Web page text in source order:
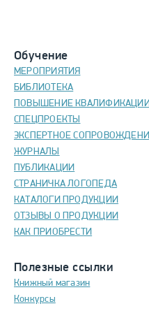
Обучение
МЕРОПРИЯТИЯ
БИБЛИОТЕКА
ПОВЫШЕНИЕ
СПЕЦПРОЕКТЫ
ЭКСПЕРТНОЕ
ЖУРНАЛЫ
ПУБЛИКАЦИИ
СТРАНИЧКА ЛОГОПЕДА
КАТАЛОГИ ПРОДУКЦИИ
ОТЗЫВЫ О ПРОДУКЦИИ
КАК ПРИОБРЕСТИ
Полезные ссылки
Книжный магазин
Конкурсы